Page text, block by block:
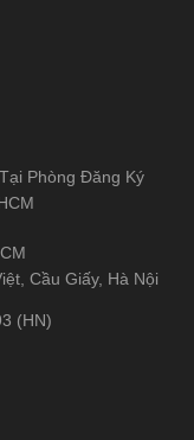
Phòng Đăng Ký
Cầu Giấy, Hà Nội
(HN)